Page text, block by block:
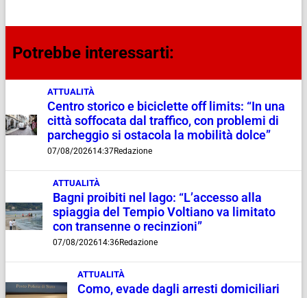
Potrebbe interessarti:
ATTUALITÀ
Centro storico e biciclette off limits: “In una
città soffocata dal traffico, con problemi di
parcheggio si ostacola la mobilità dolce”
07/08/202614:37Redazione
ATTUALITÀ
Bagni proibiti nel lago: “L’accesso alla
spiaggia del Tempio Voltiano va limitato
con transenne o recinzioni”
07/08/202614:36Redazione
ATTUALITÀ
Como, evade dagli arresti domiciliari